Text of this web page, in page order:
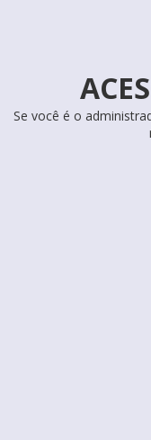
Se você é o